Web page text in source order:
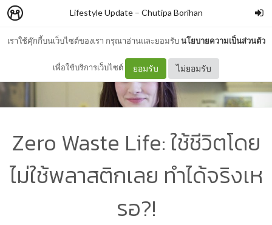
เราใช้คุ๊กกี้บนเว็บไซต์ของเรา กรุณาอ่านและยอมรับนโยบายความเป็นส่วนตัว
เพื่อใช้บริการเว็บไซต์ ยอมรับ ไม่ยอมรับ
Lifestyle Update– Chutipa Borihan
Zero Waste Life: ใช้ชีวิตโดย
ไม่ใช้พลาสติกเลย ทำได้จริงเห
รอ?!